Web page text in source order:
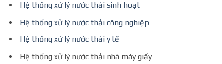
Hệ thống xử lý nước thải sinh hoạt
Hệ thống xử lý nước thải công nghiệp
Hệ thống xử lý nước thải y tế
Hệ thống xử lý nước thải nhà máy giấy